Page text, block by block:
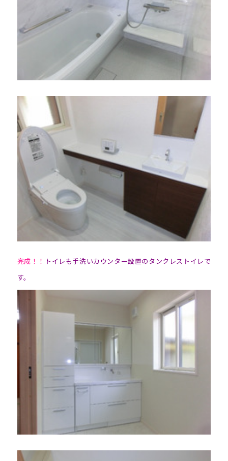
完成！！ トイレも手洗いカウンター設置のタンクレストイレで
す。